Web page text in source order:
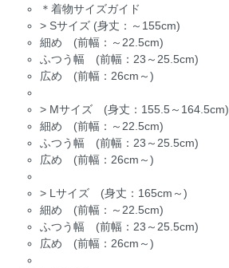
＊着物サイズガイド
> Sサイズ (身丈：～155cm)
細め (前幅：～22.5cm)
ふつう幅 (前幅：23～25.5cm)
広め (前幅：26cm～)
> Mサイズ (身丈：155.5～164.5cm)
細め (前幅：～22.5cm)
ふつう幅 (前幅：23～25.5cm)
広め (前幅：26cm～)
> Lサイズ (身丈：165cm～)
細め (前幅：～22.5cm)
ふつう幅 (前幅：23～25.5cm)
広め (前幅：26cm～)